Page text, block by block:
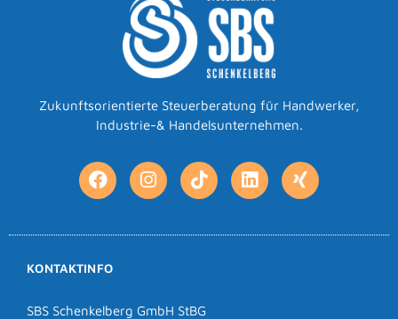
Zukunftsorientierte Steuerberatung für Handwerker,
Industrie-& Handelsunternehmen.
KONTAKTINFO
SBS Schenkelberg GmbH StBG